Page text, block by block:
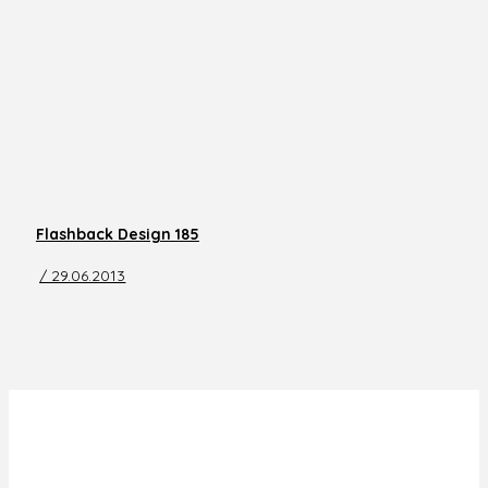
Flashback Design 185
/ 29.06.2013